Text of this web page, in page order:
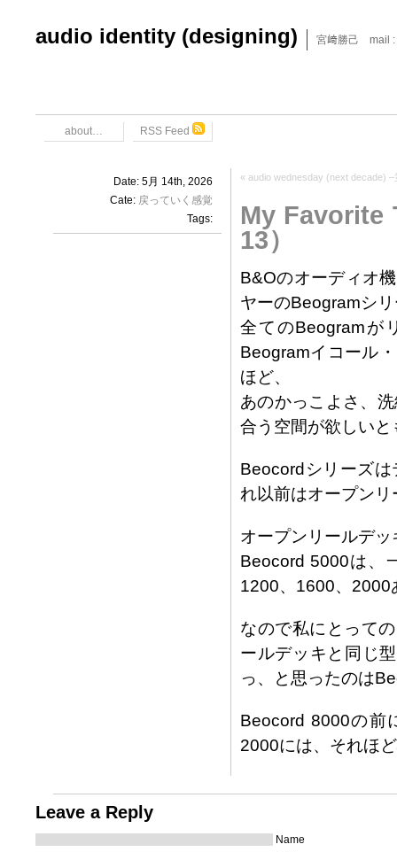
audio identity (designing) 宮﨑勝己 mail :
about… RSS Feed
Date: 5月 14th, 2026
Cate: 戻っていく感覚
Tags:
« audio wednesday (next decade) –
My Favorite
13）
B&Oのオーディオ
ヤーのBeogramシ
全てのBeogramが
Beogramイコール
ほど、
あのかっこよさ、
合う空間が欲しい
Beocordシリーズ
れ以前はオープン
オープンリールデ
Beocord 5000は、
1200、1600、2000
なので私にとって
ールデッキと同じ
っ、と思ったのは
Beocord 8000の前
2000には、それほ
Leave a Reply
Name